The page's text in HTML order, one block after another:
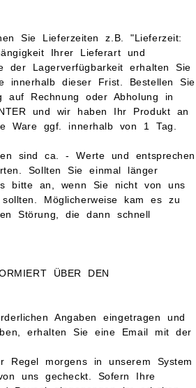
Sie Lieferzeiten z.B. "Lieferzeit:
Ihrer Lieferart und
der Lagerverfügbarkeit erhalten Sie
innerhalb dieser Frist. Bestellen Sie
auf Rechnung oder Abholung in
und wir haben Ihr Produkt an
Ware ggf. innerhalb von 1 Tag.
sind ca. - Werte und entsprechen
Sollten Sie einmal länger
bitte an, wenn Sie nicht von uns
Möglicherweise kam es zu
Störung, die dann schnell
ÜBER DEN
Angaben eingetragen und
erhalten Sie eine Email mit der
Regel morgens in unserem System
uns gecheckt. Sofern Ihre